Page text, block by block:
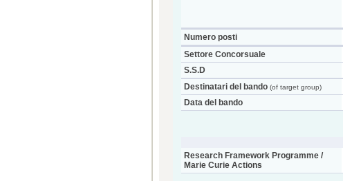
Numero posti
Settore Concorsuale
S.S.D
Destinatari del bando (of target group)
Data del bando
Research Framework Programme /
Marie Curie Actions